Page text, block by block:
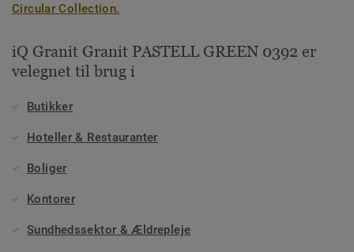
Circular Collection.
iQ Granit Granit PASTELL GREEN 0392 er
velegnet til brug i
Butikker
Hoteller & Restauranter
Boliger
Kontorer
Sundhedssektor & Ældrepleje